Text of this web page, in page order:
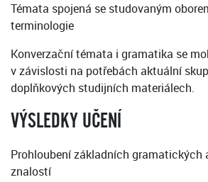
Témata spojená se studovaným
terminologie
Konverzační témata i gramatika se
v závislosti na potřebách aktuální
doplňkových studijních materiálech.
VÝSLEDKY UČENÍ
Prohloubení základních gramatických
znalostí